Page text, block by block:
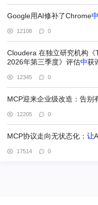
Google用AI修补了Chrome中
12108 0
Cloudera 在独立研究机构
2026年第三季度》评估中获
12345 0
MCP迎来企业级改造：告别
12205 0
MCP协议走向无状态化： 让
17514 0